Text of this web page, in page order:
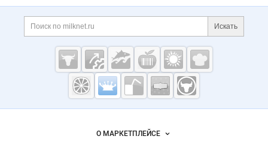
Дополнительная информация
Поиск по сайту и
Искать
Cсылки на полезные проекты
Молочная
промышленность
Milknet.ru
Важные разделы и контакты
Навигация по сайтуО МАРКЕТПЛЕЙСЕ